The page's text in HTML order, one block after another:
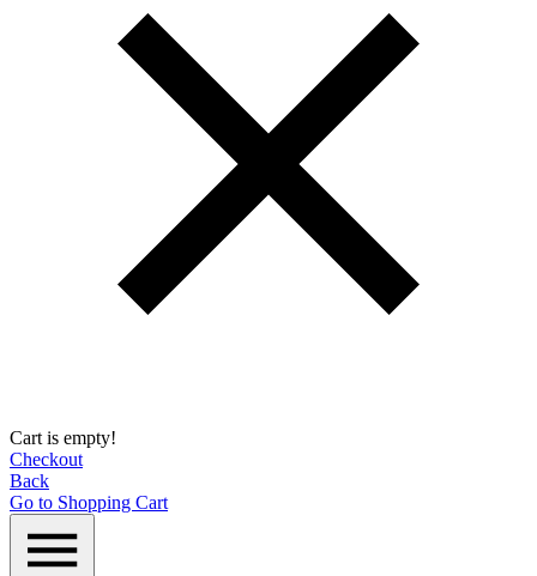
Cart is empty!
Checkout
Back
Go to Shopping Сart